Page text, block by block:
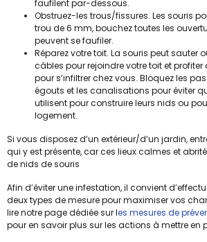
faufilent par-dessous.
Obstruez-les trous/fissures. Les souris
trou de 6 mm, bouchez toutes les
peuvent se faufiler.
Réparez votre toit. La souris peut sauter
câbles pour rejoindre votre toit et profiter
pour s’infiltrer chez vous. Bloquez les
égouts et les canalisations pour éviter
utilisent pour construire leurs nids ou
logement.
Si vous disposez d’un extérieur/d’un jardin,
qui y est présente, car ces lieux calmes et
de nids de souris
Afin d’éviter une infestation, il convient
deux types de mesure pour maximiser vos
lire notre page dédiée sur les mesures de
pour en savoir plus sur les actions à mettre en